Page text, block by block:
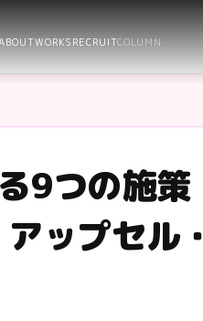
WORKSRECRUITCOLUMN
9つの施策
ップセル・